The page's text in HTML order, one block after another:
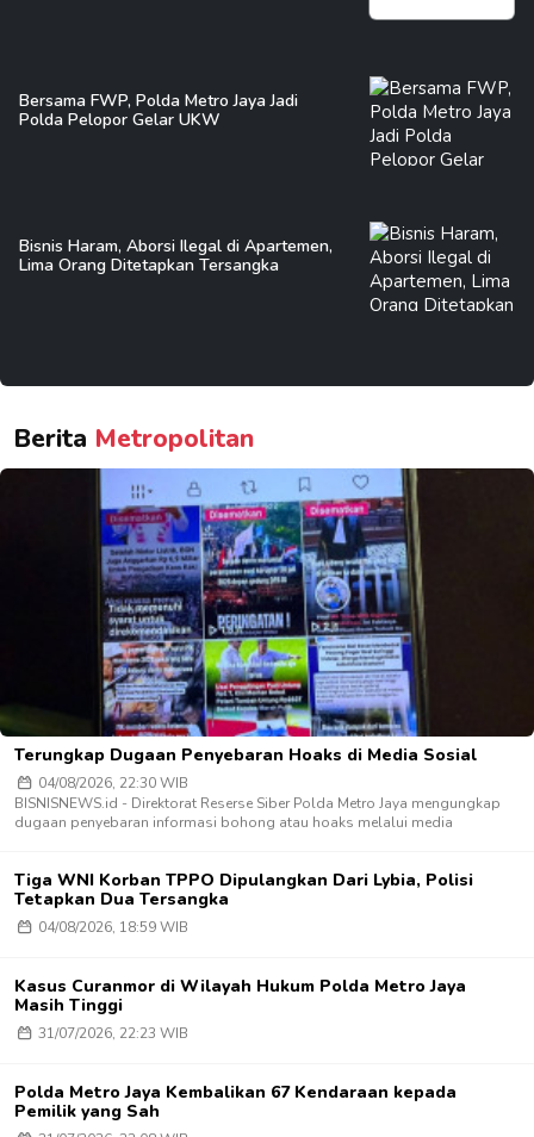
Bersama FWP, Polda Metro Jaya Jadi
Polda Pelopor Gelar UKW
Bisnis Haram, Aborsi Ilegal di Apartemen,
Lima Orang Ditetapkan Tersangka
Berita Metropolitan
Terungkap Dugaan Penyebaran Hoaks di Media Sosial
04/08/2026, 22:30 WIB
BISNISNEWS.id - Direktorat Reserse Siber Polda Metro Jaya mengungkap
dugaan penyebaran informasi bohong atau hoaks melalui media
Tiga WNI Korban TPPO Dipulangkan Dari Lybia, Polisi
Tetapkan Dua Tersangka
04/08/2026, 18:59 WIB
Kasus Curanmor di Wilayah Hukum Polda Metro Jaya
Masih Tinggi
31/07/2026, 22:23 WIB
Polda Metro Jaya Kembalikan 67 Kendaraan kepada
Pemilik yang Sah